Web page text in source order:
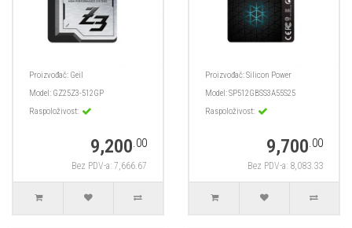
Proizvođač: Geil
Model: GZ25Z3-512GP
Raspoloživost:
9,200.00
Bez PDV-a: 7,666.67
Proizvođač:Silicon Power
Model:SP512GBSS3A55S25
Raspoloživost:
9,700.00
Bez PDV-a: 8,083.33